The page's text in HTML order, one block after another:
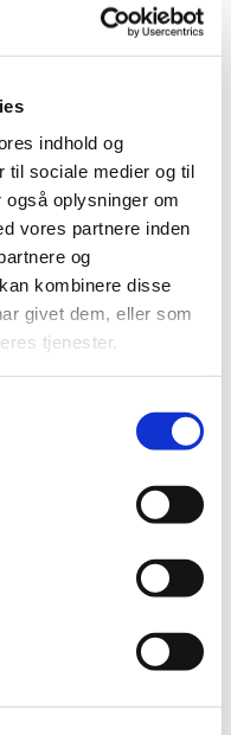
indhold og
til sociale medier og til
oplysninger om
vores partnere inden
og
kombinere disse
givet dem, eller som
tjenester.
kunne